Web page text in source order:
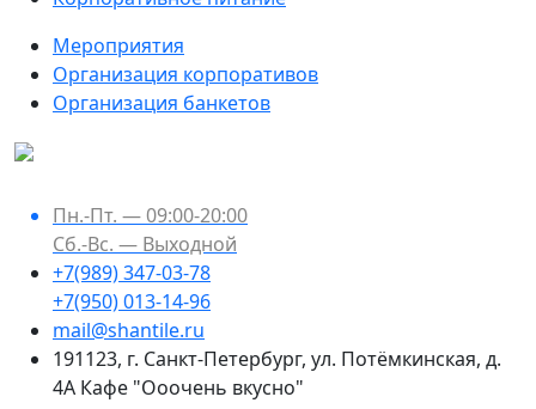
Мероприятия
Организация корпоративов
Организация банкетов
Пн.-Пт. — 09:00-20:00
Сб.-Вс. — Выходной
+7(989) 347-03-78
+7(950) 013-14-96
mail@shantile.ru
191123, г. Санкт-Петербург, ул. Потёмкинская, д.
4А Кафе "Ооочень вкусно"